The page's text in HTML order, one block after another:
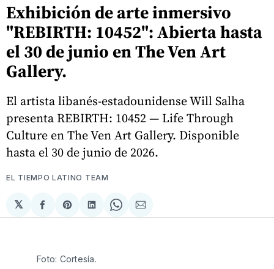
Exhibición de arte inmersivo
"REBIRTH: 10452": Abierta hasta
el 30 de junio en The Ven Art
Gallery.
El artista libanés-estadounidense Will Salha
presenta REBIRTH: 10452 — Life Through
Culture en The Ven Art Gallery. Disponible
hasta el 30 de junio de 2026.
EL TIEMPO LATINO TEAM
𝕏
Compartir
en
Share
on
Compartir
en
Share
on
Compartir
via
Foto: Cortesía.